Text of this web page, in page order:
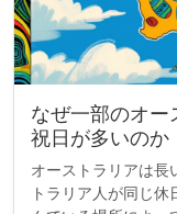
なぜ一部のオー
祝日が多いのか
オーストラリアは長
トラリア人が同じ